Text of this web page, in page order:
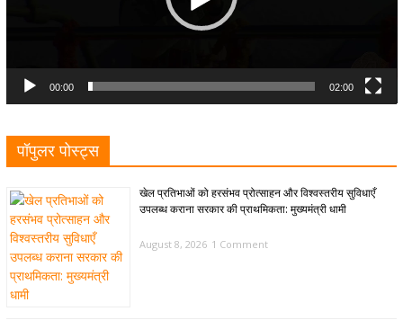
00:00 02:00
पॉपुलर पोस्ट्स
खेल प्रतिभाओं को हरसंभव प्रोत्साहन और विश्वस्तरीय सुविधाएँ
उपलब्ध कराना सरकार की प्राथमिकता: मुख्यमंत्री धामी
August 8, 2026 1 Comment